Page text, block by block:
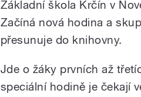
Základní škola Krčín v
Začíná nová hodina a
přesunuje do knihovny.
Jde o žáky prvních až
speciální hodině je čekají